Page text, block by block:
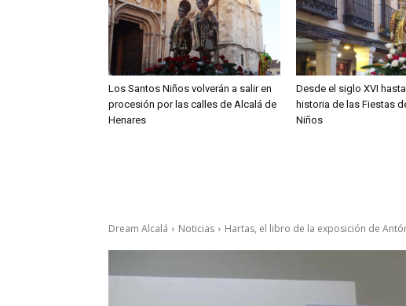
Los Santos Niños volverán a salir en
procesión por las calles de Alcalá de
Henares
Desde el siglo XVI
historia de las Fiestas
Niños